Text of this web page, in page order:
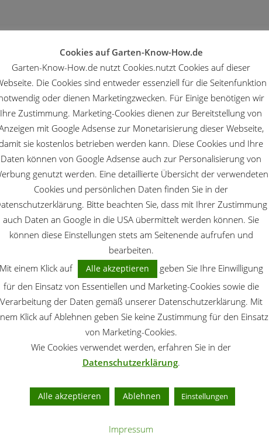
Cookies auf Garten-Know-How.de
Garten-Know-How.de nutzt Cookies.nutzt Cookies auf dieser
Die Cookies sind entweder essenziell für die Seitenfunktion
oder dienen Marketingzwecken. Für Einige benötigen wir
Ihre Zustimmung. Marketing-Cookies dienen zur Bereitstellung von
mit Google Adsense zur Monetarisierung dieser Webseite,
sie kostenlos betrieben werden kann. Diese Cookies und Ihre
Daten können von Google Adsense auch zur Personalisierung von
genutzt werden. Eine detaillierte Übersicht der verwendeten
Cookies und persönlichen Daten finden Sie in der
Bitte beachten Sie, dass mit Ihrer Zustimmung
auch Daten an Google in die USA übermittelt werden können. Sie
können diese Einstellungen stets am Seitenende aufrufen und
bearbeiten.
einem Klick auf
Alle akzeptieren
geben Sie Ihre Einwilligung
für den Einsatz von Essentiellen und Marketing-Cookies sowie die
Verarbeitung der Daten gemäß unserer Datenschutzerklärung. Mit
Klick auf Ablehnen geben Sie keine Zustimmung für den Einsatz
von Marketing-Cookies.
Wie Cookies verwendet werden, erfahren Sie in der
Datenschutzerklärung.
Alle akzeptieren Ablehnen Einstellungen
Impressum